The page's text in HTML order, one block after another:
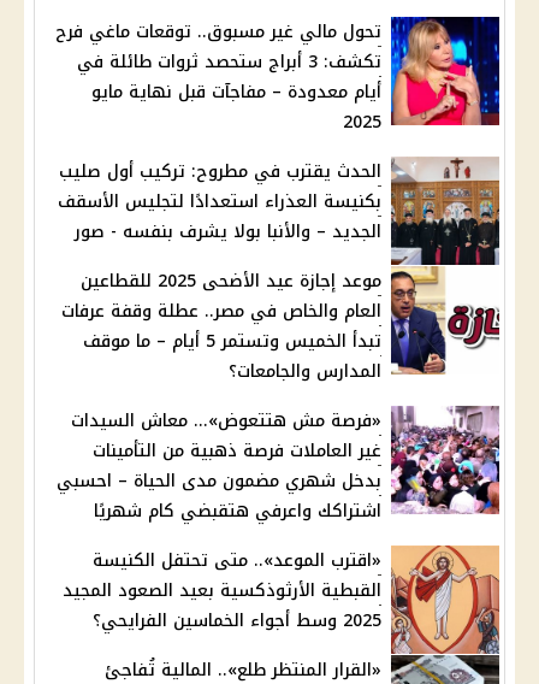
تحول مالي غير مسبوق.. توقعات ماغي فرح
تكشف: 3 أبراج ستحصد ثروات طائلة في
أيام معدودة – مفاجآت قبل نهاية مايو
2025
الحدث يقترب في مطروح: تركيب أول صليب
بكنيسة العذراء استعدادًا لتجليس الأسقف
الجديد – والأنبا بولا يشرف بنفسه - صور
موعد إجازة عيد الأضحى 2025 للقطاعين
العام والخاص في مصر.. عطلة وقفة عرفات
تبدأ الخميس وتستمر 5 أيام – ما موقف
المدارس والجامعات؟
«فرصة مش هتتعوض»... معاش السيدات
غير العاملات فرصة ذهبية من التأمينات
بدخل شهري مضمون مدى الحياة – احسبي
اشتراكك واعرفي هتقبضي كام شهريًا
«اقترب الموعد».. متى تحتفل الكنيسة
القبطية الأرثوذكسية بعيد الصعود المجيد
2025 وسط أجواء الخماسين الفرايحي؟
«القرار المنتظر طلع».. المالية تُفاجئ